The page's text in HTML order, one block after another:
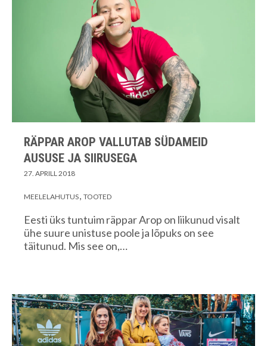
RÄPPAR AROP VALLUTAB SÜDAMEID
AUSUSE JA SIIRUSEGA
27. APRILL 2018
MEELELAHUTUS TOOTED
Eesti üks tuntuim räppar Arop on liikunud visalt
ühe suure unistuse poole ja lõpuks on see
täitunud. Mis see on,…